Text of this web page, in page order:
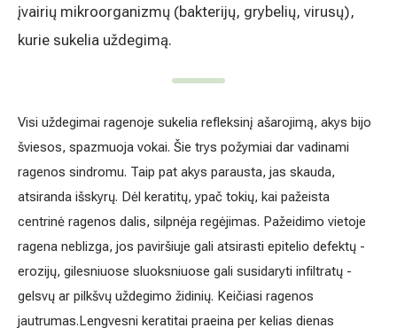
įvairių mikroorganizmų (bakterijų, grybelių, virusų),
kurie sukelia uždegimą.
Visi uždegimai ragenoje sukelia refleksinį ašarojimą, akys bijo
šviesos, spazmuoja vokai. Šie trys požymiai dar vadinami
ragenos sindromu. Taip pat akys parausta, jas skauda,
atsiranda išskyrų. Dėl keratitų, ypač tokių, kai pažeista
centrinė ragenos dalis, silpnėja regėjimas. Pažeidimo vietoje
ragena neblizga, jos paviršiuje gali atsirasti epitelio defektų -
erozijų, gilesniuose sluoksniuose gali susidaryti infiltratų -
gelsvų ar pilkšvų uždegimo židinių. Keičiasi ragenos
jautrumas.Lengvesni keratitai praeina per kelias dienas
Ausų, nosies, gerklės (LOR) ligų gydymas
Išsiplėtusių kojų venų gydymas
Mamologija (Krūtų onkochirurgija)
Hila paslaugos